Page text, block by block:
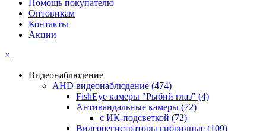
Помощь покупателю
Оптовикам
Контакты
Акции
×
Видеонаблюдение
AHD видеонаблюдение (474)
FishEye камеры "Рыбий глаз" (4)
Антивандальные камеры (72)
с ИК-подсветкой (72)
Видеорегистраторы гибридные (109)